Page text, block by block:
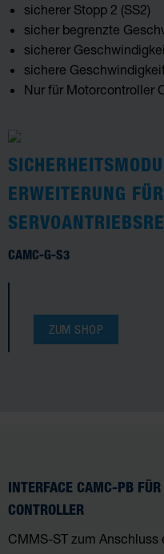
sicherer Stopp 2 (SS2)
sicher begrenzte
sicherer
sichere
Nur für Motorcontroller
ERWEITERUNG FÜR
CAMC-G-S3
ZUM SHOP
INTERFACE CAMC-PB
CONTROLLER
CMMS-ST zum Anschluss